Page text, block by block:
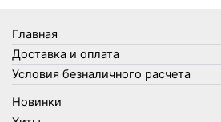
Товары для кухни
Товары для сада и огорода
Товары для туризма и отдыха
Упаковка
Главная
Доставка и оплата
Условия безналичного расчета
Новинки